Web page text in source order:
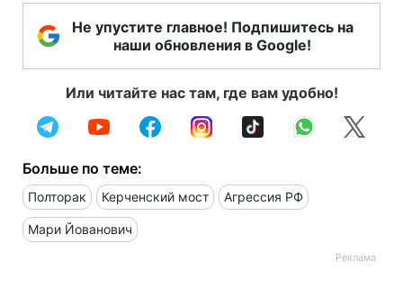
Не упустите главное! Подпишитесь на
наши обновления в Google!
Или читайте нас там, где вам удобно!
Больше по теме:
Полторак Керченский мост Агрессия РФ
Мари Йованович